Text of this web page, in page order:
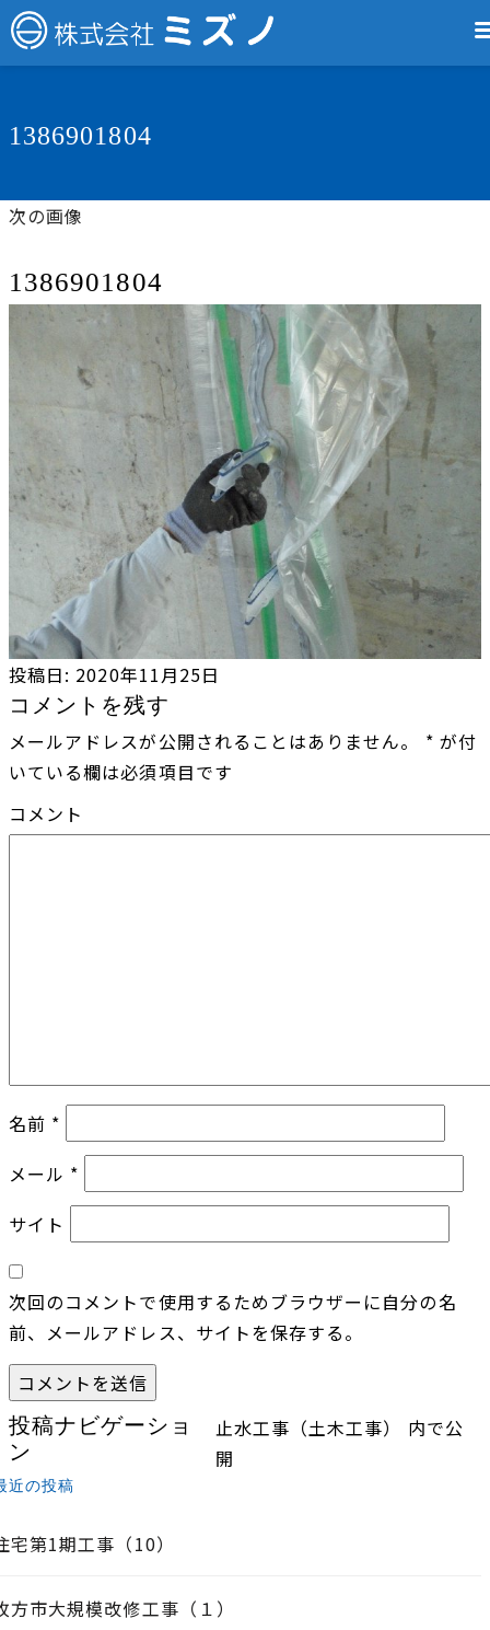
1386901804
次の画像
1386901804
投稿日: 2020年11月25日
コメントを残す
メールアドレスが公開されることはありません。 * が付
いている欄は必須項目です
コメント
名前 *
メール *
サイト
次回のコメントで使用するためブラウザーに自分の名
前、メールアドレス、サイトを保存する。
投稿ナビゲーショ
ン
止水工事（土木工事）
内で公
開
近の投稿
宅第1期工事（10）
方市大規模改修工事（１）